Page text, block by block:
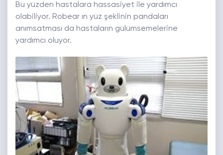
Bu yüzden hastalara hassasiyet ile yardımcı
olabiliyor. Robear ın yüz şeklinin pandaları
anımsatması da hastaların gülümsemelerine
yardımcı oluyor.